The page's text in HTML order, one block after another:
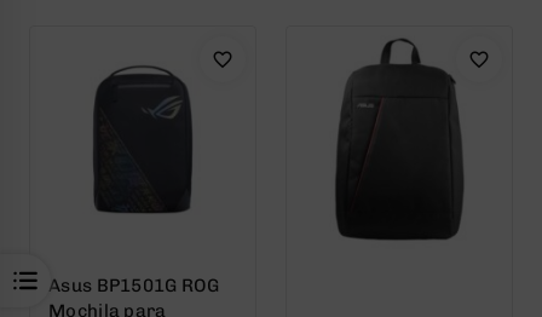
Asus BP1501G ROG
Mochila para